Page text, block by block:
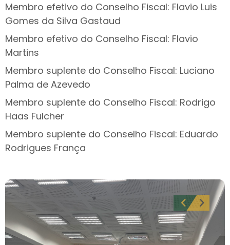
Membro efetivo do Conselho Fiscal: Flavio Luis
Gomes da Silva Gastaud
Membro efetivo do Conselho Fiscal: Flavio
Martins
Membro suplente do Conselho Fiscal: Luciano
Palma de Azevedo
Membro suplente do Conselho Fiscal: Rodrigo
Haas Fulcher
Membro suplente do Conselho Fiscal: Eduardo
Rodrigues França